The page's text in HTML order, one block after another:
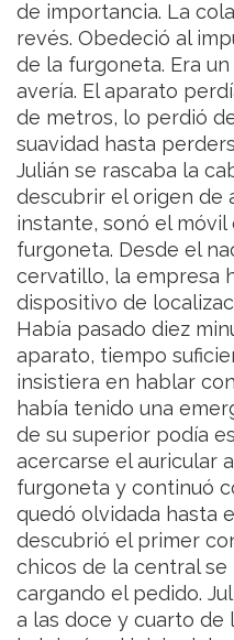
de importancia. La
revés. Obedeció al
de la furgoneta. Era
avería. El aparato
de metros, lo perdió
suavidad hasta
Julián se rascaba la
descubrir el origen de
instante, sonó el
furgoneta. Desde el
cervatillo, la empresa
dispositivo de
Había pasado diez
aparato, tiempo
insistiera en hablar
había tenido una
de su superior podía
acercarse el auricular
furgoneta y continuó
quedó olvidada hasta
descubrió el primer
chicos de la central
cargando el pedido.
a las doce y cuarto de